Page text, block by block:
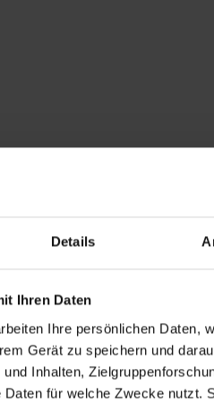
Details
Ihren Daten
Ihre persönlichen Daten,
Gerät zu speichern und
Inhalten,
für welche Zwecke nutzt.